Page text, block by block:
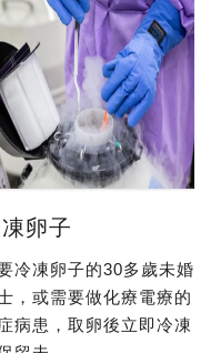
卵子
冷凍卵子的30多歲未婚
，或需要做化療電療的
病患，取卵後立即冷凍